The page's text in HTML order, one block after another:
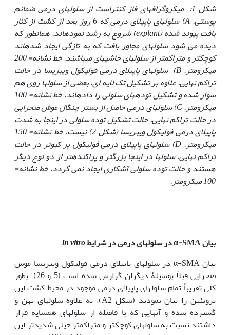
شکل 1: میکروگرافهای فاز کنتراست از سلولهای درمی ضمائم
پوستی. A
) سلولهای پاپیلای درمی که 6 روز بعد از کشت از کنار
بافت پیوند شده (explant) شروع به رشد نموده‏اند. همانطور که
دیده می شود سلولهای مجاور بافت که به تازگی ایجاد شده‏اند
کوچکتر و متراکم‏تر از سلولهای حاشیه‏ای می‏باشند. خط نشانه= 200
میکرومتر. B) سلولهای پاپیلای درمی فولیکول ویبریسا در حالت
تراکم نهایی. علاوه بر تشکیل تک لایه ای، بعضی از سلولها روی هم
سوار شده و تشکیل توده‏های سلولی را داده‏اند. خط نشانه= 100
میکرومتر.C) سلولهای درمی حاصل از بستر چنگال موش صحرایی
در حالت تراکم نهایی. حالت تشکیل توده سلولی در اینجا به شدت
پاپیلای درمی فولیکول ویبریسا (شکل 2) نیست. خط نشانه= 150
میکرومتر. D) سلولهای پاپیلای درمی فولیکول پر کبوتر در حالت
تراکم نهایی. سلولها در اینجا بزرگتر و پراکنده‏تر از دو نوع دیگر
هستند و حالت توده سلولی آشکاری ایجاد نمی گردد. خط نشانه=
100 میکرومتر.
بیانα-SMAدر سلولهای درمی در شرایطin vitro
بیان α-SMA در سلولهای پاپیلای درمی فولیکول ویبریسا موش
صحرایی قبلاً بوسیلۀ دیگران گزارش شده است (5 و 26). بطور
کلی تقریباً تمام سلولهای پاپیلای درمی موجود در محیط کشت این
پروتئین را بیان نمودند (شکل A2). به علاوه سلولهای پهن و
گسترده شده و آنهایی که با فاصله از سلولهای همسایه قرار
داشتند نسبت به سلولهای کوچکتر و متراکم‏تر خیلی شدیدتر این